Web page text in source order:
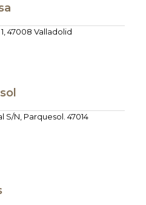
47008 Valladolid
N, Parquesol. 47014